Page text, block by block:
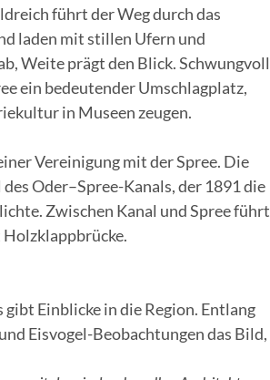
führt der Weg durch das
laden mit stillen Ufern und
Weite prägt den Blick. Schwungvoll
ein bedeutender Umschlagplatz,
in Museen zeugen.
Vereinigung mit der Spree. Die
Oder–Spree-Kanals, der 1891 die
Zwischen Kanal und Spree führt
Einblicke in die Region. Entlang
Eisvogel-Beobachtungen das Bild,